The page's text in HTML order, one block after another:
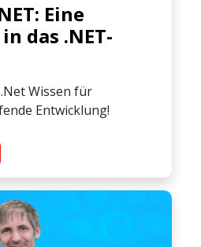
Eine
das .NET-
Wissen für
Entwicklung!